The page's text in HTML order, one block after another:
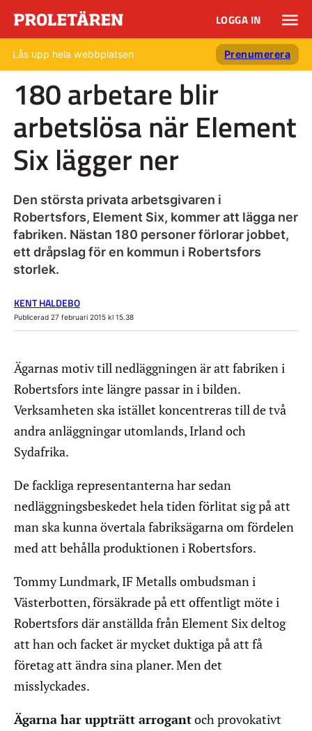
LOGGA IN
Lås upp hela webbplatsen Prenumerera
180 arbetare blir
arbetslösa när Element
Six lägger ner
Den största privata arbetsgivaren i
Robertsfors, Element Six, kommer att lägga ner
fabriken. Nästan 180 personer förlorar jobbet,
ett dråpslag för en kommun i Robertsfors
storlek.
KENT HALDEBO
Publicerad 27 februari 2015 kl 15.38
Ägarnas motiv till nedläggningen är att fabriken i
Robertsfors inte längre passar in i bilden.
Verksamheten ska istället koncentreras till de två
andra anläggningar utomlands, Irland och
Sydafrika.
De fackliga representanterna har sedan
nedläggningsbeskedet hela tiden förlitat sig på att
man ska kunna övertala fabriksägarna om fördelen
med att behålla produktionen i Robertsfors.
Tommy Lundmark, IF Metalls ombudsman i
Västerbotten, försäkrade på ett offentligt möte i
Robertsfors där anställda från Element Six deltog
att han och facket är mycket duktiga på att få
företag att ändra sina planer. Men det
misslyckades.
Ägarna har uppträtt arrogantoch provokativt